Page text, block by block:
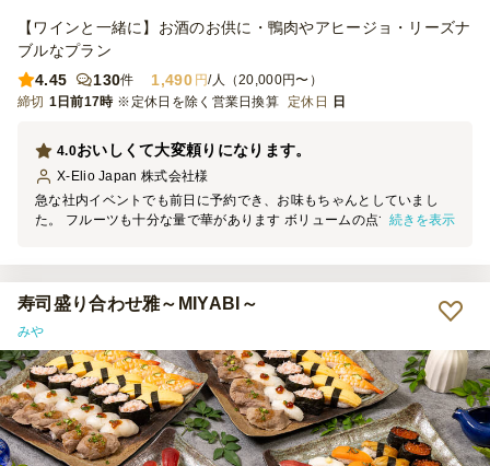
【ワインと一緒に】お酒のお供に・鴨肉やアヒージョ・リーズナ
ブルなプラン
4.45
130件 1,490 円/人（20,000円〜）
締切 1日前17時 ※定休日を除く営業日換算 定休日 日
おいしくて大変頼りになります。
4.0
X-Elio Japan 株式会社様
急な社内イベントでも前日に予約でき、お味もちゃんとしていまし
た。 フルーツも十分な量で華があります ボリュームの点ではランチ
続きを表示
寿司盛り合わせ雅～MIYABI～
みや